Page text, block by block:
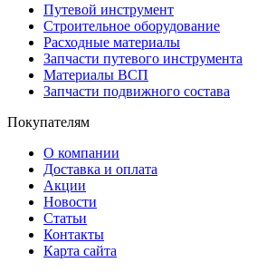
Путевой инструмент
Строительное оборудование
Расходные материалы
Запчасти путевого инструмента
Материалы ВСП
Запчасти подвижного состава
Покупателям
О компании
Доставка и оплата
Акции
Новости
Статьи
Контакты
Карта сайта